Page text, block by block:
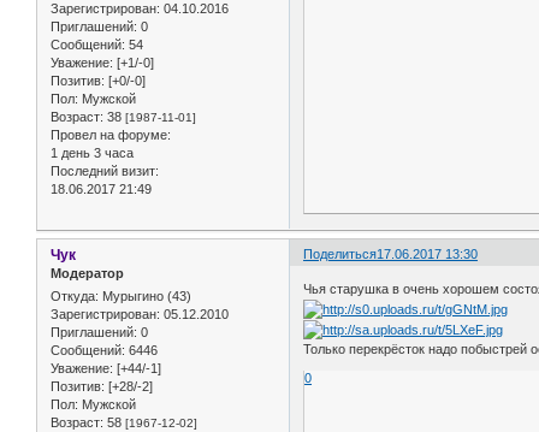
Зарегистрирован: 04.10.2016
Приглашений: 0
Сообщений: 54
Уважение: [+1/-0]
Позитив: [+0/-0]
Пол: Мужской
Возраст: 38 [1987-11-01]
Провел на форуме:
1 день 3 часа
Последний визит:
18.06.2017 21:49
Поделиться17.06.2017 13:30
Чук
Модератор
Откуда: Мурыгино (43)
Зарегистрирован: 05.12.2010
Приглашений: 0
Сообщений: 6446
Уважение: [+44/-1]
Позитив: [+28/-2]
Пол: Мужской
Возраст: 58 [1967-12-02]
Чья старушка в очень хорошем
Только перекрёсток надо побыстрей
0